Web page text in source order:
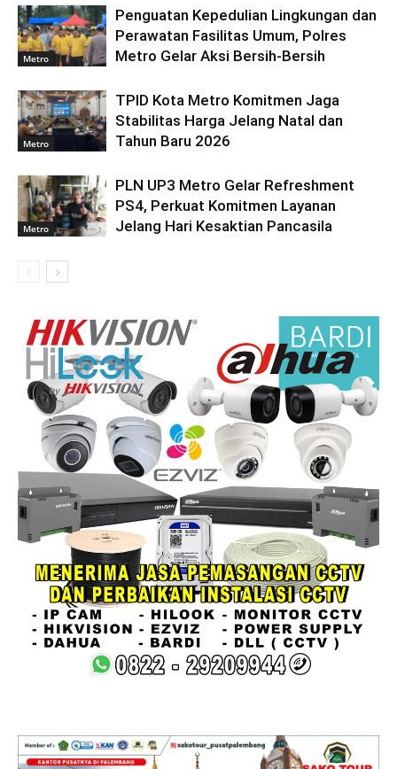
Metro
Penguatan Kepedulian Lingkungan dan
Perawatan Fasilitas Umum, Polres
Metro Gelar Aksi Bersih-Bersih
Metro
TPID Kota Metro Komitmen Jaga
Stabilitas Harga Jelang Natal dan
Tahun Baru 2026
Metro
PLN UP3 Metro Gelar Refreshment
PS4, Perkuat Komitmen Layanan
Jelang Hari Kesaktian Pancasila